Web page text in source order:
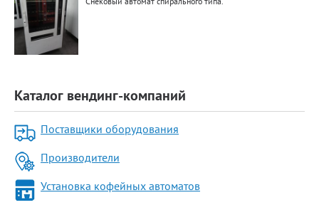
Каталог вендинг-компаний
Поставщики оборудования
Производители
Установка кофейных автоматов